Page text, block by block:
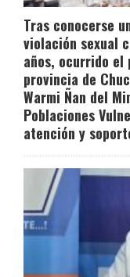
Tras conocerse
violación sexual
años, ocurrido el
provincia de
Warmi Ñan del
Poblaciones
atención y